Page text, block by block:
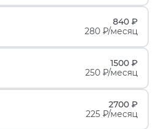
840 ₽
280 ₽/месяц
1500 ₽
250 ₽/месяц
2700 ₽
225 ₽/месяц